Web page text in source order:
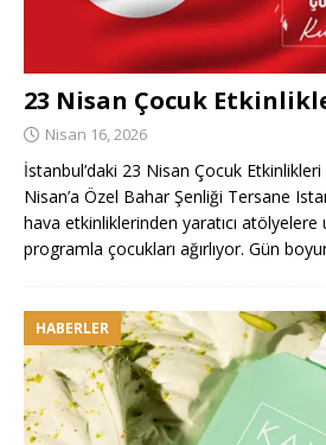
23 Nisan Çocuk
Nisan 16, 2026
İstanbul’daki 23 Nisan Çocuk
Nisan’a Özel Bahar Şenliği Tersane
hava etkinliklerinden yaratıcı
programla çocukları ağırlıyor. Gün
HABERLER